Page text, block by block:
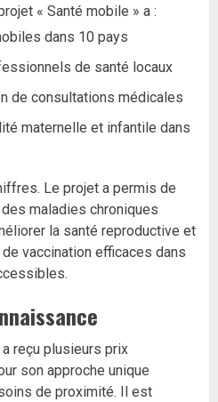
« Santé mobile » a :
dans 10 pays
de santé locaux
de consultations médicales
maternelle et infantile dans
Le projet a permis de
maladies chroniques
la santé reproductive et
vaccination efficaces dans
reçu plusieurs prix
son approche unique
de proximité. Il est